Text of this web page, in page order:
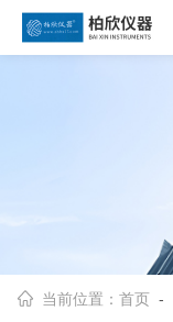
当前位置：首页 -